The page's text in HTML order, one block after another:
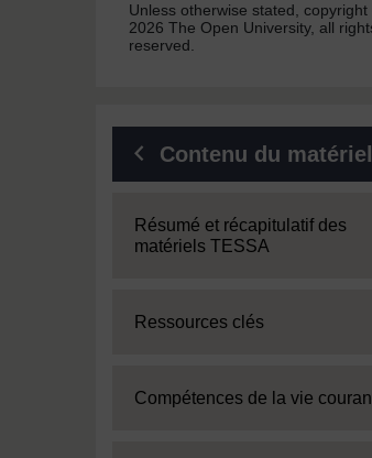
Unless otherwise stated,
2026 The Open University, all
reserved.
Contenu du matériel
Expand
Résumé et récapitulatif des
matériels TESSA
Expand
Ressources clés
Expand
Compétences de la vie